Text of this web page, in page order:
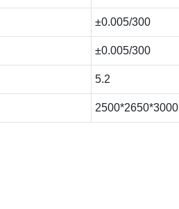
±0.005/300
±0.005/300
5.2
2500*2650*3000